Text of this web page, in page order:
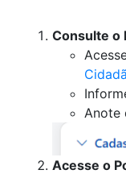
Consulte o
Anote
Acesse o